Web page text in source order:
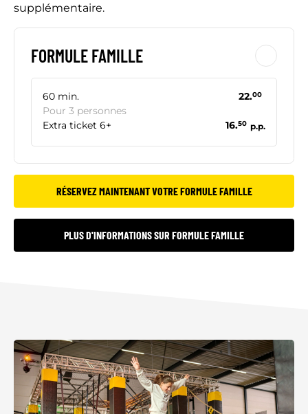
supplémentaire.
FORMULE FAMILLE
60 min.
Pour 3 personnes
22.00
Extra ticket 6+ 16.50 p.p.
RÉSERVEZ MAINTENANT VOTRE FORMULE FAMILLE
PLUS D'INFORMATIONS SUR FORMULE FAMILLE